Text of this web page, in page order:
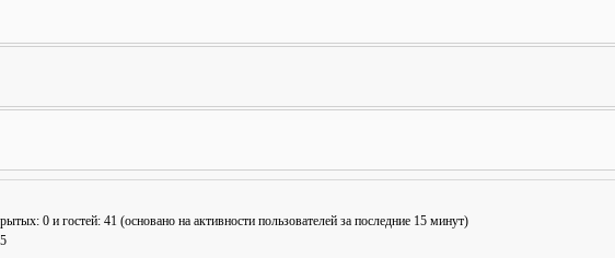
0 и гостей: 41 (основано на активности пользователей за последние 15 минут)